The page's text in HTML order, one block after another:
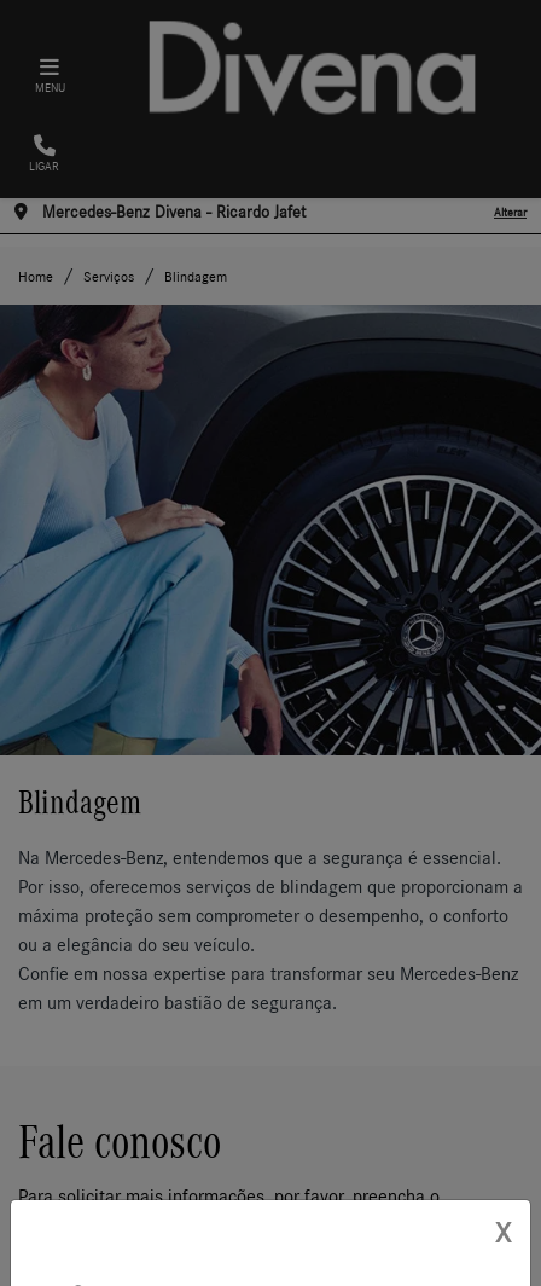
MENU
LIGAR
Mercedes-Benz Divena - Ricardo Jafet Alterar
Home Serviços Blindagem
Blindagem
Na Mercedes-Benz, entendemos que a segurança é essencial.
Por isso, oferecemos serviços de blindagem que proporcionam a
máxima proteção sem comprometer o desempenho, o conforto
ou a elegância do seu veículo.
Confie em nossa expertise para transformar seu Mercedes-Benz
em um verdadeiro bastião de segurança.
Fale conosco
Para solicitar mais informações, por favor, preencha o
X